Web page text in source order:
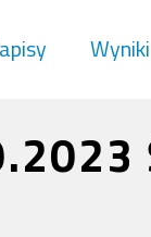
Wyniki